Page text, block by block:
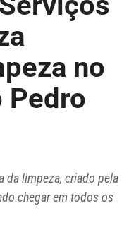
no
Pedro
da limpeza, criado pela
chegar em todos os